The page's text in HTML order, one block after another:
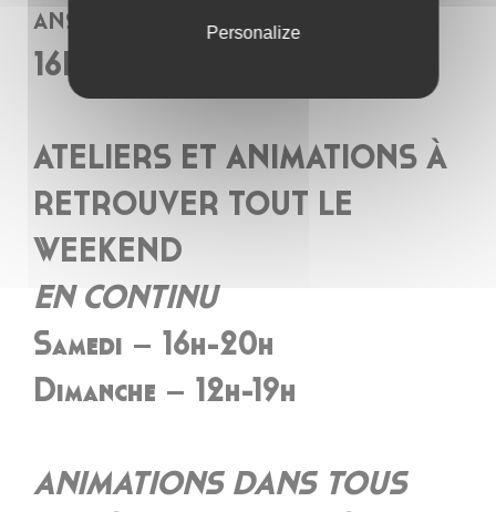
ans.
16H – 20H
ATELIERS ET ANIMATIONS À
RETROUVER TOUT LE
WEEKEND
EN CONTINU
Samedi – 16h-20h
Dimanche – 12h-19h
ANIMATIONS DANS TOUS
Personalize